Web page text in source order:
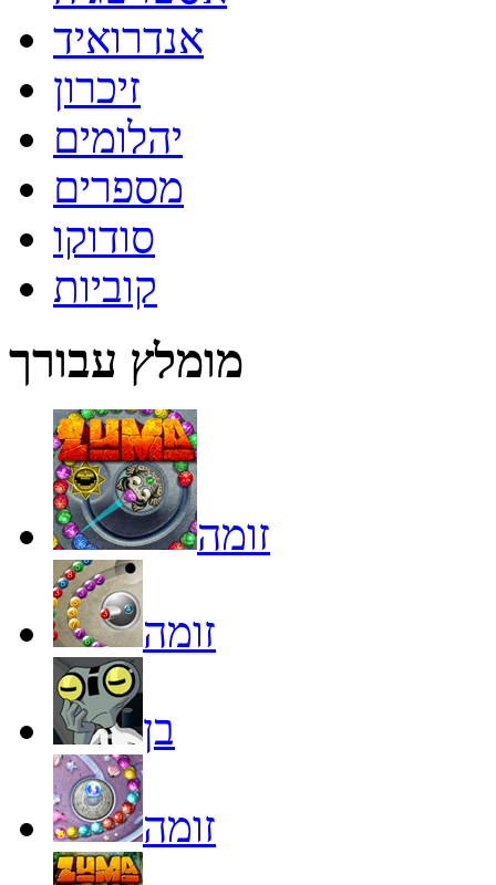
אנדרואיד
זיכרון
יהלומים
מספרים
סודוקו
קוביות
מומלץ עבורך
זומה
זומה
בן
זומה